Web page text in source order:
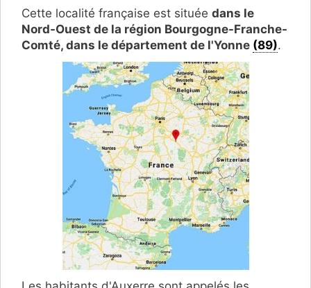
Cette localité française est située dans le
Nord-Ouest de la région Bourgogne-Franche-
Comté, dans le département de l'Yonne (89).